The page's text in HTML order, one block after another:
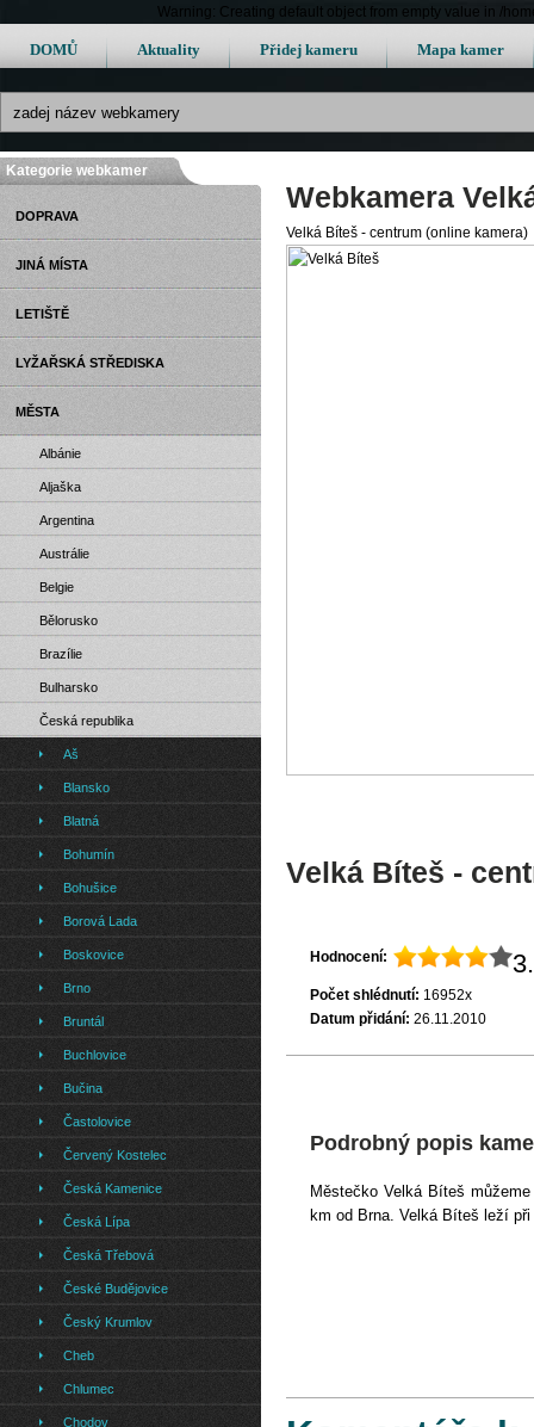
Warning: Creating default object from empty value in /
DOMŮ Aktuality Přidej kameru Mapa kamer
Webkamera
Velká Bíteš - centrum (online kamera)
Velká Bíteš -
Hodnocení:
Počet shlédnutí: 16952x
Datum přidání: 26.11.2010
Podrobný popis
Městečko Velká Bíteš
km od Brna. Velká Bíteš leží
Kategorie webkamer
DOPRAVA
JINÁ MÍSTA
LETIŠTĚ
LYŽAŘSKÁ STŘEDISKA
MĚSTA
Albánie
Aljaška
Argentina
Austrálie
Belgie
Bělorusko
Brazílie
Bulharsko
Česká republika
Aš
Blansko
Blatná
Bohumín
Bohušice
Borová Lada
Boskovice
Brno
Bruntál
Buchlovice
Bučina
Častolovice
Červený Kostelec
Česká Kamenice
Česká Lípa
Česká Třebová
České Budějovice
Český Krumlov
Cheb
Chlumec
Chodov